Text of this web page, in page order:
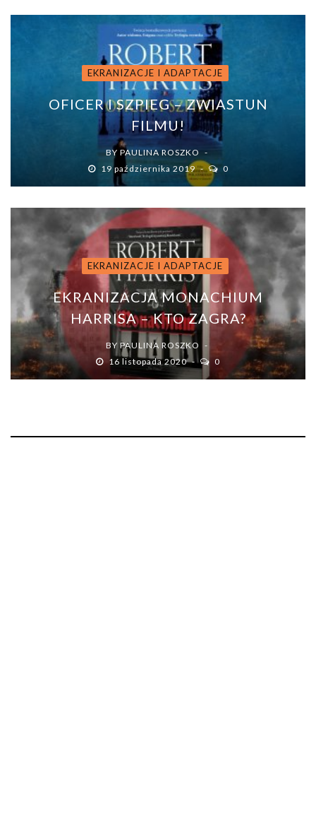
EKRANIZACJE I ADAPTACJE
OFICER I SZPIEG – ZWIASTUN
FILMU!
BY PAULINA ROSZKO
19 października 2019
0
EKRANIZACJE I ADAPTACJE
EKRANIZACJA MONACHIUM
HARRISA – KTO ZAGRA?
BY PAULINA ROSZKO
16 listopada 2020
0